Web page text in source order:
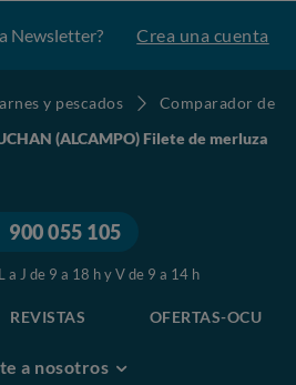
Newsletter? Crea una cuenta
y pescados
Comparador de
(ALCAMPO) Filete de merluza
900 055 105
a J de 9 a 18 h y V de 9 a 14 h
REVISTAS OFERTAS-OCU
a nosotros